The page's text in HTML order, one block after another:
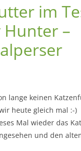
im
–
lange keinen
heute gleich mal :-)
Mal wieder das
und den